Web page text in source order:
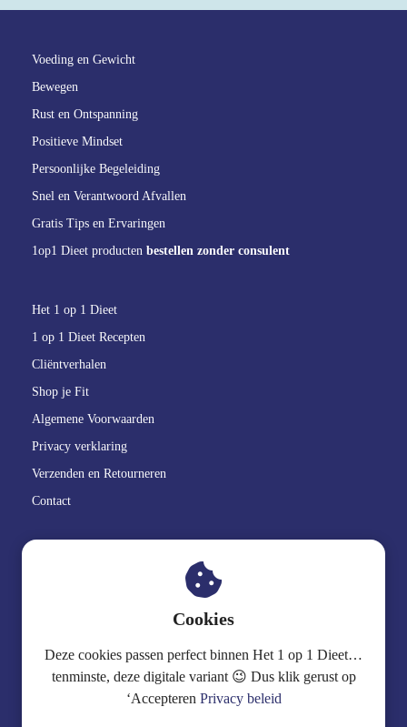
Voeding en Gewicht
Bewegen
Rust en Ontspanning
Positieve Mindset
Persoonlijke Begeleiding
Snel en Verantwoord Afvallen
Gratis Tips en Ervaringen
1op1 Dieet producten bestellen zonder consulent
Het 1 op 1 Dieet
1 op 1 Dieet Recepten
Cliëntverhalen
Shop je Fit
Algemene Voorwaarden
Privacy verklaring
Verzenden en Retourneren
Contact
info@goedblik.nl
Cookies
Deze cookies passen perfect binnen Het 1 op 1 Dieet…
tenminste, deze digitale variant 😉 Dus klik gerust op
‘Accepteren Privacy beleid